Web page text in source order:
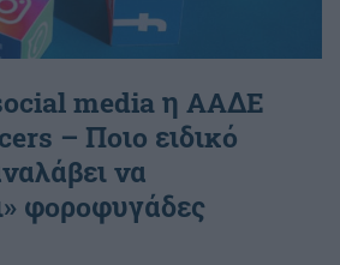
media η ΑΑΔΕ
– Ποιο ειδικό
να
φοροφυγάδες